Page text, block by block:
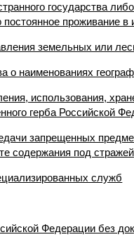
государства
проживание в
земельных или
о наименованиях
использования,
герба Российской
запрещенных
содержания под стражей
служб
Федерации без